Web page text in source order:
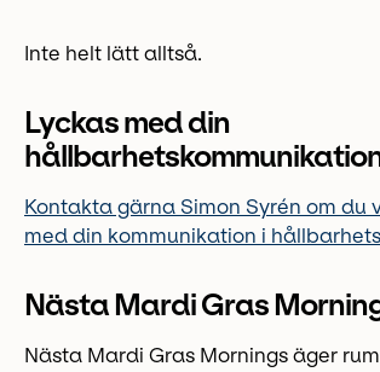
Inte helt lätt alltså.
Lyckas med din
Kontakta gärna Simon Syrén om du
med din kommunikation i
Nästa Mardi Gras
Nästa Mardi Gras Mornings äger